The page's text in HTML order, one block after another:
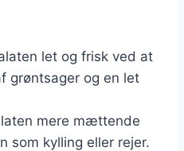
let og frisk ved at
grøntsager og en let
mere mættende
som kylling eller rejer.